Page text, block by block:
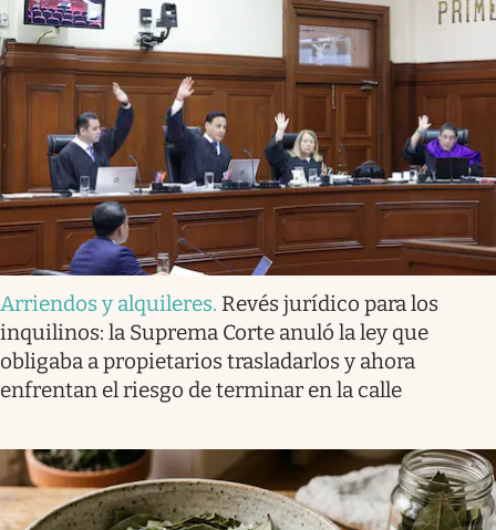
Arriendos y alquileres. Revés jurídico para los
inquilinos: la Suprema Corte anuló la ley que
obligaba a propietarios trasladarlos y ahora
enfrentan el riesgo de terminar en la calle